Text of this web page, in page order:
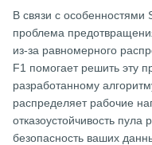
В связи с особенностями
проблема
из-за равномерного
F1 помогает решить эту
разработанному
распределяет рабочие
отказоустойчивость
безопасность ваших